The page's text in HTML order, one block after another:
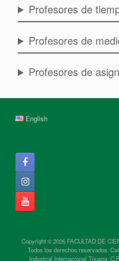
Profesores de
Profesores de
Profesores de
English
Copyright © 2026 FACULTAD DE
Todos los derechos reservados.
Industrial Internacional Tijuana,